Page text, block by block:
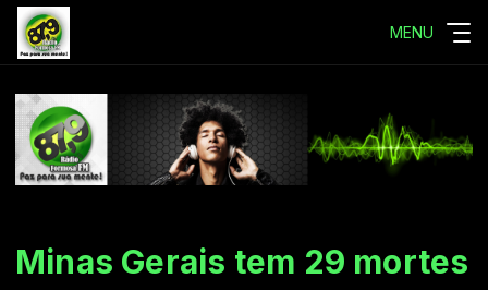
MENU
Minas Gerais tem 29 mortes